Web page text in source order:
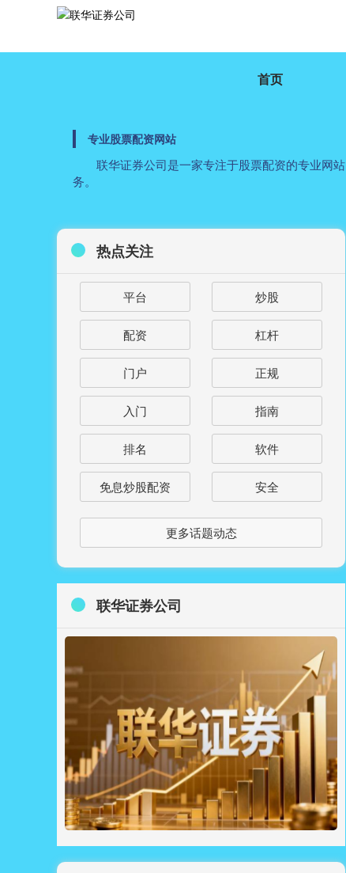
首页
专业股票配资网站
联华证券公司是一家专注于股票配资的专业网
务。
热点关注
平台 炒股
配资 杠杆
门户 正规
入门 指南
排名 软件
免息炒股配资 安全
更多话题动态
联华证券公司